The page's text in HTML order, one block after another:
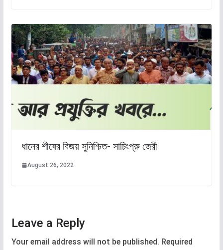
ধানের শীষের বিজয় সুনিশ্চিত- সাচিংপ্রু জেরী
August 26, 2022
Leave a Reply
Your email address will not be published. Required